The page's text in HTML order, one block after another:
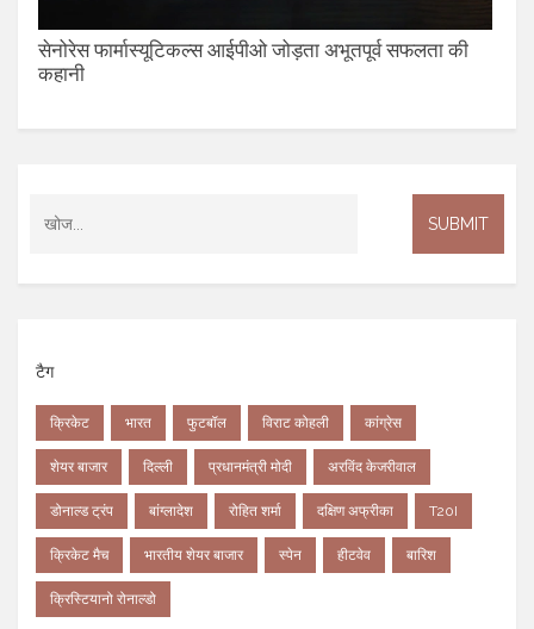
सेनोरेस फार्मास्यूटिकल्स आईपीओ जोड़ता अभूतपूर्व सफलता की
कहानी
टैग
क्रिकेट भारत फुटबॉल विराट कोहली कांग्रेस
शेयर बाजार दिल्ली प्रधानमंत्री मोदी अरविंद केजरीवाल
डोनाल्ड ट्रंप बांग्लादेश रोहित शर्मा दक्षिण अफ्रीका T20I
क्रिकेट मैच भारतीय शेयर बाजार स्पेन हीटवेव बारिश
क्रिस्टियानो रोनाल्डो